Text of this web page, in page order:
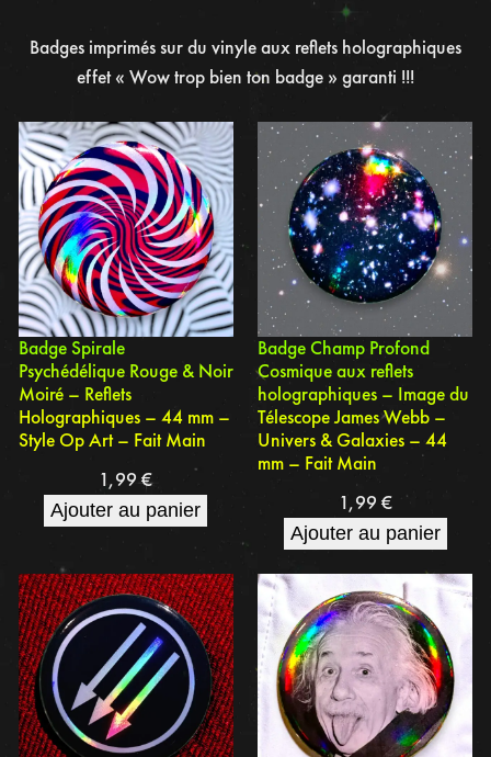
Badges imprimés sur du vinyle aux reflets holographiques
effet « Wow trop bien ton badge » garanti !!!
Badge Spirale
Psychédélique Rouge & Noir
Moiré – Reflets
Holographiques – 44 mm –
Style Op Art – Fait Main
1,99€
Ajouter au panier
Badge Champ Profond
Cosmique aux reflets
holographiques – Image du
Télescope James Webb –
Univers & Galaxies – 44
mm – Fait Main
1,99 €
Ajouter au panier